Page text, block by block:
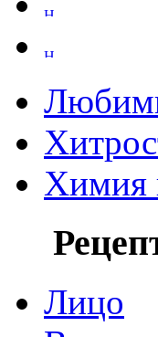
Химия
Лицо